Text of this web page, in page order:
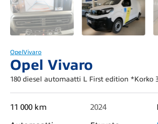
OpelVivaro
Opel Vivaro
180 diesel automaatti L First edition *Korko
11 000 km 2024